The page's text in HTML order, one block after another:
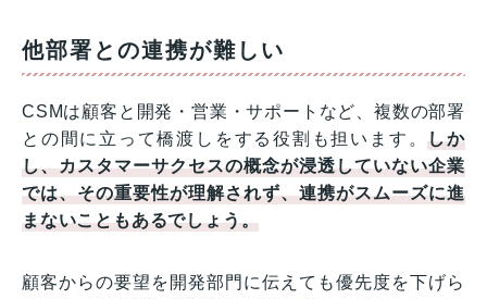
他部署との連携が難しい
CSMは顧客と開発・営業・サポートなど、複数の部署
との間に立って橋渡しをする役割も担います。しか
し、カスタマーサクセスの概念が浸透していない企業
では、その重要性が理解されず、連携がスムーズに進
まないこともあるでしょう。
顧客からの要望を開発部門に伝えても優先度を下げら